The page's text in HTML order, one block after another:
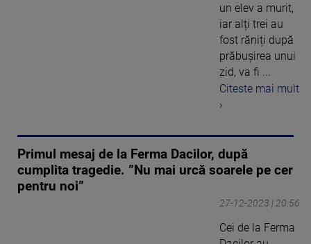
un elev a murit,
iar alți trei au
fost răniți după
prăbușirea unui
zid, va fi ...
Citeste mai mult
›
Primul mesaj de la Ferma Dacilor, după
cumplita tragedie. ”Nu mai urcă soarele pe cer
pentru noi”
27-12-2023 | 20:56
Cei de la Ferma